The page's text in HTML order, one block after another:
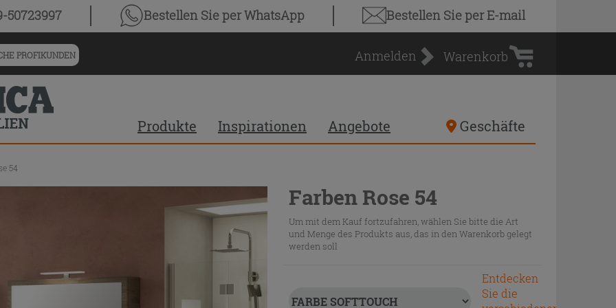
50723997 Bestellen Sieper WhatsApp Bestellen Sieper E-mail
PROFIKUNDEN Anmelden
Warenkorb
Warenkorb
Produkte Inspirationen Angebote Geschäfte
54
Farben Rose 54
Um mit dem Kauf fortzufahren, wählen Sie bitte die Art
und Menge des Produkts aus, das in den Warenkorb gelegt
werden soll
Entdecken
Sie die